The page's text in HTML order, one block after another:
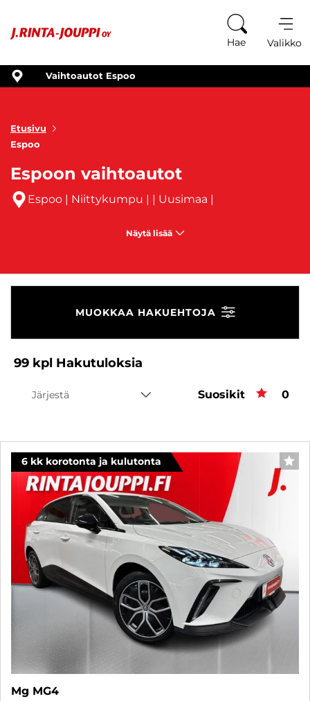
Hae Valikko
Vaihtoautot Espoo
Etusivu
Espoo
Espoon vaihtoautot
Espoo | Niittykumpu | | Uusimaa |
Näytä lisää
MUOKKAA HAKUEHTOJA
99 kpl Hakutuloksia
Järjestä Suosikit 0
6 kk korotonta ja kulutonta
Mg MG4